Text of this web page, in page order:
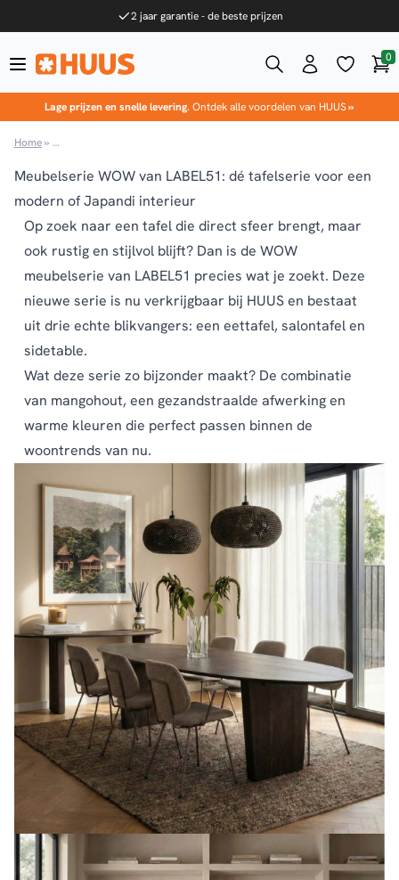
2 jaar garantie - de beste prijzen
0
Lage prijzen en snelle levering. Ontdek alle voordelen van HUUS»
Home» Meubelserie WOW van LABEL51: dé tafelserie voor een modern of
Meubelserie WOW van LABEL51: dé tafelserie voor een
modern of Japandi interieur
Op zoek naar een tafel die direct sfeer brengt, maar
ook rustig en stijlvol blijft? Dan is de WOW
meubelserie van LABEL51 precies wat je zoekt. Deze
nieuwe serie is nu verkrijgbaar bij HUUS en bestaat
uit drie echte blikvangers: een eettafel, salontafel en
sidetable.
Wat deze serie zo bijzonder maakt? De combinatie
van mangohout, een gezandstraalde afwerking en
warme kleuren die perfect passen binnen de
woontrends van nu.